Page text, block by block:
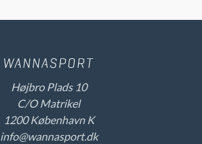
Højbro Plads 10
C/O Matrikel
1200 København K
info@wannasport.dk